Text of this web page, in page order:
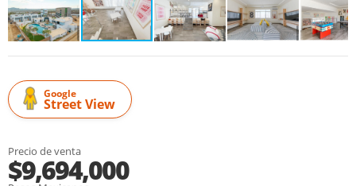
Google
Street View
Precio de venta
$9,694,000